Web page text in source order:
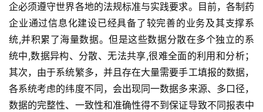
企必须遵守世界各地的法规标准与实践要求。目前，各制药
企业通过信息化建设已经具备了较完善的业务及其支撑系
统,并积累了海量数据。但是这些数据分散在多个独立的系
统中,数据异构、分散、无法共享,很难全面的利用和分析；
其次，由于系统繁多，并且存在大量需要手工填报的数据，
各系统考虑的纬度不同，会出现同一数据多来源、多口径，
数据的完整性、一致性和准确性得不到保证导致不同报表中